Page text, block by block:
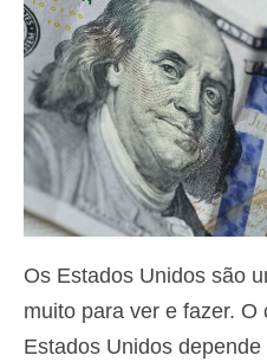
Hrvatski(Croata
Čeština(Tcheco)
Dansk(
Nederlands(
English(Inglês)
Suomi (
Français(
Os Estados Unidos são
muito para ver e fazer.
Estados Unidos